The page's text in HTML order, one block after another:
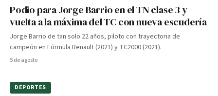
Podio para Jorge Barrio en el TN clase 3 y
vuelta a la máxima del TC con nueva escudería
Jorge Barrio de tan solo 22 años, piloto con trayectoria de
campeón en Fórmula Renault (2021) y TC2000 (2021).
5 de agosto
DEPORTES